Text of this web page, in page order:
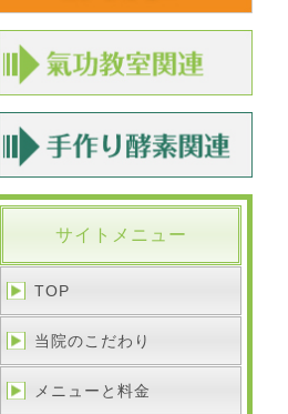
サイトメニュー
TOP
当院のこだわり
メニューと料金